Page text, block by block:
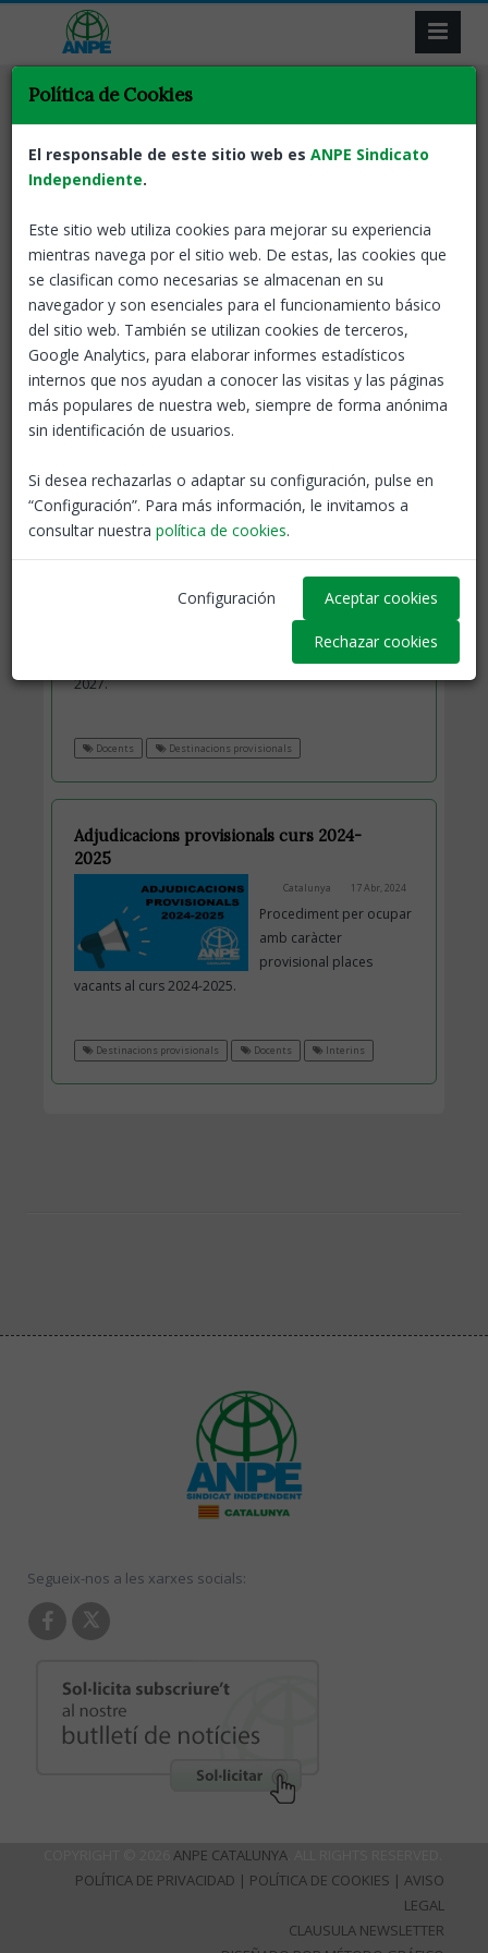
Selecciona la categoría de tu interés
Adjudicacions Provisionals
Normativa
Seguiment de les adjudicacions provisionals
Notícies
Places de difícil cobertura pel curs 2026-
2027
Catalunya 03 Jul, 2026
Avui dia 3 de juliol es
comencen a publicar als
webs dels Serveis
Territorials places de difícil cobertura del curs 2026-
2027.
Docents Destinacions provisionals
Adjudicacions provisionals curs 2024-
2025
Catalunya 17 Abr, 2024
Procediment per ocupar
amb caràcter
provisional places
vacants al curs 2024-2025.
Destinacions provisionals Docents Interins
Segueix-nos a les xarxes socials:
ANPE CATALUNYA
POLÍTICA DE PRIVACIDAD | POLÍTICA DE COOKIES | AVISO
LEGAL
CLAUSULA NEWSLETTER
Política de Cookies
El responsable de este sitio web es ANPE Sindicato
Independiente.
Este sitio web utiliza cookies para mejorar su experiencia
mientras navega por el sitio web. De estas, las cookies que
se clasifican como necesarias se almacenan en su
navegador y son esenciales para el funcionamiento básico
del sitio web. También se utilizan cookies de terceros,
Google Analytics, para elaborar informes estadísticos
internos que nos ayudan a conocer las visitas y las páginas
más populares de nuestra web, siempre de forma anónima
sin identificación de usuarios.
Si desea rechazarlas o adaptar su configuración, pulse en
“Configuración”. Para más información, le invitamos a
consultar nuestra política de cookies.
Configuración Aceptar cookies
Rechazar cookies